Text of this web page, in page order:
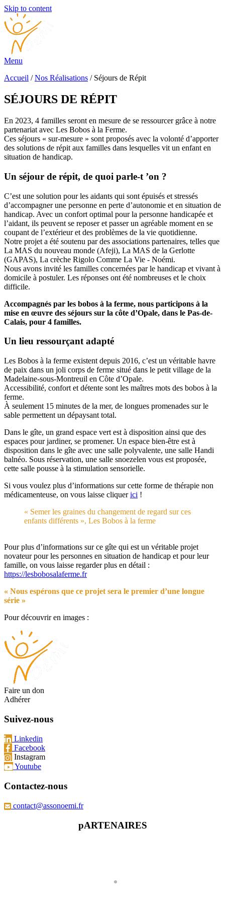
Skip to content
Menu
Accueil /Nos Réalisations / Séjours de Répit
SÉJOURS DE RÉPIT
En 2023, 4 familles seront en mesure de se ressourcer grâce à notre
partenariat avec Les Bobos à la Ferme.
Ces séjours « sur-mesure » sont proposés avec la volonté d’apporter
des solutions de répit aux familles dans lesquelles vit un enfant en
situation de handicap.
Un séjour de répit, de quoi parle-t ’on ?
C’est une solution pour les aidants qui sont épuisés et stressés
d’accompagner une personne en perte d’autonomie et en situation de
handicap. Avec un confort optimal pour la personne handicapée et
l’aidant, ils peuvent se reposer et passer un agréable moment en se
coupant de l’extérieur et des problèmes de la vie quotidienne.
Notre projet a été soutenu par des associations partenaires, telles que
La MAS du nouveau monde (Afeji), La MAS de la Gerlotte
(GAPAS), La crèche Rigolo Comme La Vie - Noémi.
Nous avons invité les familles concernées par le handicap et vivant à
domicile à postuler. Les réponses ont été nombreuses et le choix
difficile.
Accompagnés par les bobos à la ferme, nous participons à la
mise en œuvre des séjours sur la côte d’Opale, dans le Pas-de-
Calais, pour 4 familles.
Un lieu ressourçant adapté
Les Bobos à la ferme existent depuis 2016, c’est un véritable havre
de paix dans un joli corps de ferme situé dans le petit village de la
Madelaine-sous-Montreuil en Côte d’Opale.
Accessibilité, confort et détente sont les maîtres mots des bobos à la
ferme.
À seulement 15 minutes de la mer, de longues promenades sur le
sable permettent un dépaysant total.
Dans le gîte, un grand espace vert est à disposition ainsi que des
espaces pour jardiner, se promener. Un espace bien-être est à
disposition dans le gîte avec une salle polyvalente, une salle Handi
balnéo. Sous réservation, une salle snoezelen vous est proposée,
cette salle pousse à la stimulation sensorielle.
Si vous voulez plus d’informations sur cette forme de thérapie non
médicamenteuse, on vous laisse cliquerici !
« Semer les graines du changement de regard sur ces
enfants différents », Les Bobos à la ferme
Pour plus d’informations sur ce gîte qui est un véritable projet
novateur pour les personnes en situation de handicap et pour leur
famille, on vous laisse regarder plus en détail :
https://lesbobosalaferme.fr
« Nous espérons que ce projet sera le premier d’une longue
série »
Pour découvrir en images :
Faire un don
Adhérer
Suivez-nous
Linkedin
Facebook
Instagram
Youtube
Contactez-nous
contact@assonoemi.fr
pARTENAIRES